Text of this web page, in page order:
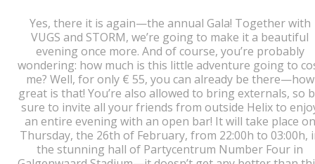
Yes, there it is again—the annual Gala! Together with
VUGS and STORM, we’re going to make it a beautiful
evening once more. And of course, you’re probably
wondering: how much is this little adventure going to
me? Well, for only € 55, you can already be there—how
great is that! You’re also allowed to bring externals, so
sure to invite all your friends from outside Helix to
an entire evening with an open bar! It will take place on
Thursday, the 26th of February, from 22:00h to 03:00h,
the stunning hall of Partycentrum Number Four in